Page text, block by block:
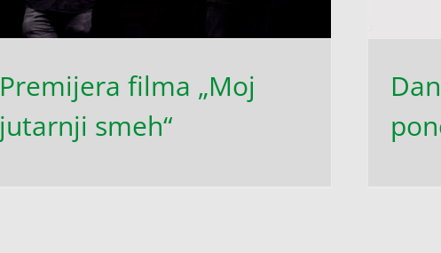
Premijera filma „Moj
jutarnji smeh“